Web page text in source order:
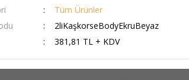
Tüm Ürünler
2liKaşkorseBodyEkruBeyaz
381,81 TL + KDV